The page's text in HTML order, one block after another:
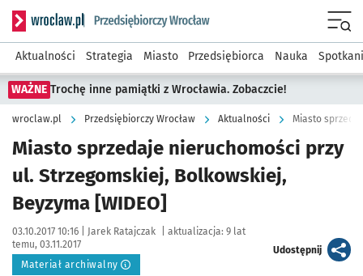
Serwis informacyjny wroclaw.pl podserwis: Strategia
Aktualności Strategia Miasto Przedsiębiorca Nauka
WAŻNE Trochę inne pamiątki z Wrocławia. Zobaczcie!
wroclaw.pl Przedsiębiorczy Wrocław Aktualności
Miasto sprzedaje nieruchomości przy
ul. Strzegomskiej, Bolkowskiej,
Beyzyma [WIDEO]
Data publikacji:
03.10.2017 10:16 | Autor:
Jarek Ratajczak aktualizacja: 9 lat
temu, 03.11.2017
Materiał archiwalny
Udostępnijartykuł